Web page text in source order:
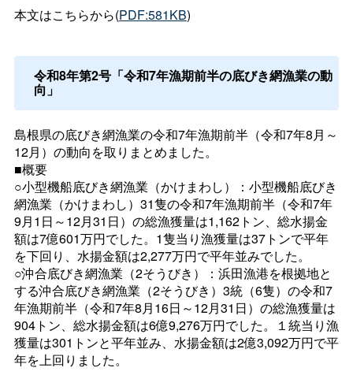
本文はこちらから(PDF:581KB)
令和8年第2号「令和7年漁期前半の底びき網漁業の動
向」
島根県の底びき網漁業の令和7年漁期前半（令和7年8月～
12月）の動向を取りまとめました。
■概要
○小型機船底びき網漁業（かけまわし）：小型機船底びき
網漁業（かけまわし）31隻の令和7年漁期前半（令和7年
9月1日～12月31日）の総漁獲量は1,162トン、総水揚金
額は7億601万円でした。1隻当り漁獲量は37トンで平年
を下回り、水揚金額は2,277万円で平年並みでした。
○沖合底びき網漁業（2そうびき）：浜田漁港を根拠地と
する沖合底びき網漁業（2そうびき）3統（6隻）の令和7
年漁期前半（令和7年8月16日～12月31日）の総漁獲量は
904トン、総水揚金額は6億9,276万円でした。１統当り漁
獲量は301トンと平年並み、水揚金額は2億3,092万円で平
年を上回りました。